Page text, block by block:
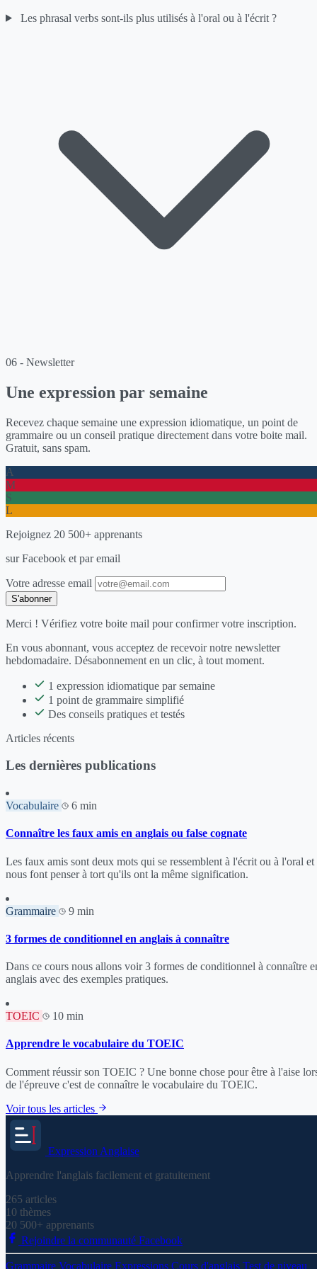
Les phrasal verbs sont-ils plus utilisés à l'oral ou à l'écrit ?
06 - Newsletter
Une expression par semaine
Recevez chaque semaine une expression idiomatique, un point de
grammaire ou un conseil pratique directement dans votre boite mail.
Gratuit, sans spam.
A
M
S
L
Rejoignez 20 500+ apprenants
sur Facebook et par email
Votre adresse email
S'abonner
Merci ! Vérifiez votre boite mail pour confirmer votre inscription.
En vous abonnant, vous acceptez de recevoir notre newsletter
hebdomadaire. Désabonnement en un clic, à tout moment.
1 expression idiomatique par semaine
1 point de grammaire simplifié
Des conseils pratiques et testés
Articles récents
Les dernières publications
Vocabulaire 6 min
Connaître les faux amis en anglais ou false cognate
Les faux amis sont deux mots qui se ressemblent à l'écrit ou à l'oral et
nous font penser à tort qu'ils ont la même signification.
Grammaire 9 min
3 formes de conditionnel en anglais à connaître
Dans ce cours nous allons voir 3 formes de conditionnel à connaître
anglais avec des exemples pratiques.
TOEIC 10 min
Apprendre le vocabulaire du TOEIC
Comment réussir son TOEIC ? Une bonne chose pour être à l'aise
de l'épreuve c'est de connaître le vocabulaire du TOEIC.
Voir tous les articles
Expression Anglaise
Apprendre l'anglais facilement et gratuitement
265 articles
10 thèmes
20 500+ apprenants
Rejoindre la communauté Facebook
Grammaire Vocabulaire Expressions Cours d'anglais Test de niveau